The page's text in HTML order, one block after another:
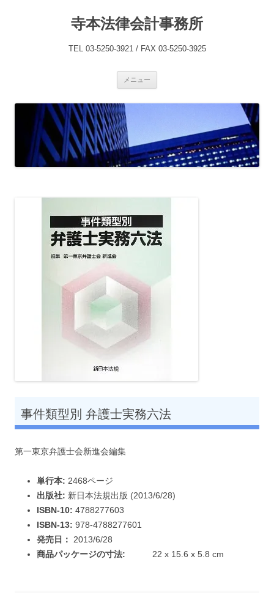
寺本法律会計事務所
TEL 03-5250-3921 / FAX 03-5250-3925
メニュー
事件類型別 弁護士実務六法
第一東京弁護士会新進会編集
単行本: 2468ページ
出版社: 新日本法規出版 (2013/6/28)
ISBN-10: 4788277603
ISBN-13: 978-4788277601
発売日：
2013/6/28
商品パッケージの寸法:
22 x 15.6 x 5.8 cm